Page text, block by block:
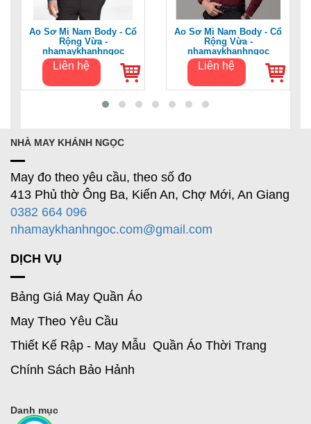
Áo Sơ Mi Nam Body - Cổ
Rộng Vừa -
nhamaykhanhngoc
Liên hệ
Áo Sơ Mi Nam Body - Cổ
Rộng Vừa -
nhamaykhanhngoc
Liên hệ
NHÀ MAY KHÁNH NGỌC
May đo theo yêu cầu, theo số đo
413 Phủ thờ Ông Ba, Kiến An, Chợ Mới, An Giang
0382 664 096
nhamaykhanhngoc.com@gmail.com
DỊCH VỤ
Bảng Giá May Quần Áo
May Theo Yêu Cầu
Thiết Kế Rập - May Mẫu Quần Áo Thời Trang
Chính Sách Bảo Hảnh
Danh mục